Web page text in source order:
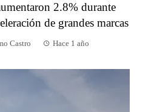
2.8% durante
de grandes marcas
Castro Hace 1 año